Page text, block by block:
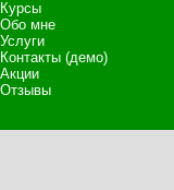
Курсы
Обо мне
Услуги
Контакты (демо)
Акции
Отзывы